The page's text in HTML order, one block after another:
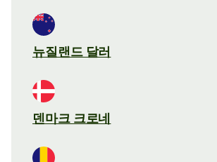
뉴질랜드 달러
덴마크 크로네